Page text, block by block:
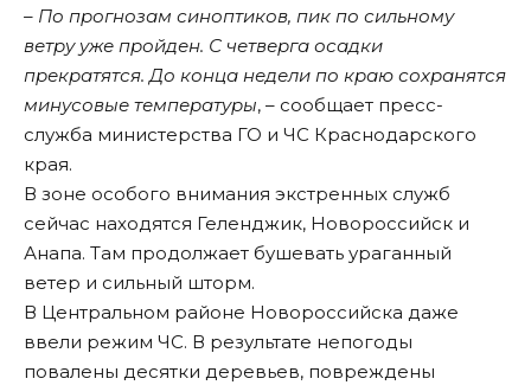
– По прогнозам синоптиков, пик по сильному
ветру уже пройден. С четверга осадки
прекратятся. До конца недели по краю сохранятся
минусовые температуры, – сообщает пресс-
служба министерства ГО и ЧС Краснодарского
края.
В зоне особого внимания экстренных служб
сейчас находятся Геленджик, Новороссийск и
Анапа. Там продолжает бушевать ураганный
ветер и сильный шторм.
В Центральном районе Новороссийска даже
ввели режим ЧС. В результате непогоды
повалены десятки деревьев, повреждены